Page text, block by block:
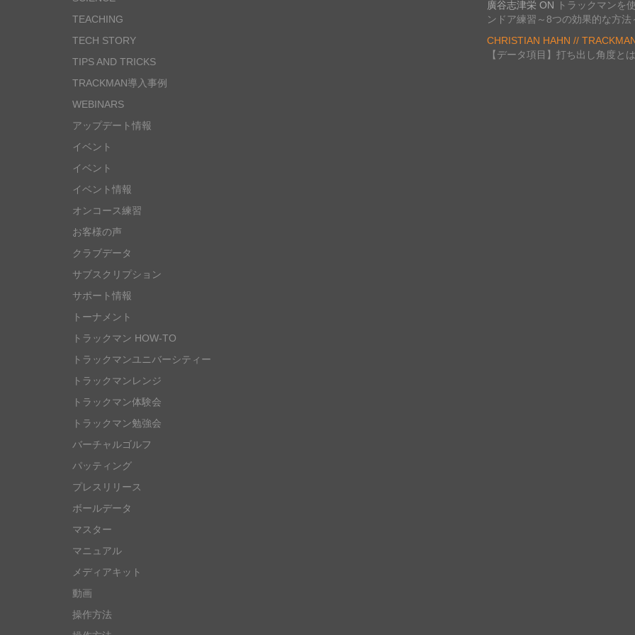
TEACHING
TECH STORY
TIPS AND TRICKS
TRACKMAN導入事例
WEBINARS
アップデート情報
イベント
イベント
イベント情報
オンコース練習
お客様の声
クラブデータ
サブスクリプション
サポート情報
トーナメント
トラックマン HOW-TO
トラックマンユニバーシティー
トラックマンレンジ
トラックマン体験会
トラックマン勉強会
バーチャルゴルフ
パッティング
プレスリリース
ボールデータ
マスター
マニュアル
メディアキット
動画
操作方法
廣谷志津栄 ON
トラックマンを
ンドア練習～8つの効果的な方法
CHRISTIAN HAHN //
【データ項目】打ち出し角度と